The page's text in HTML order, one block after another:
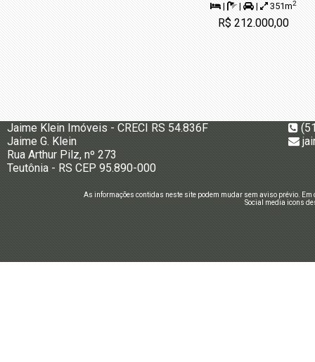
| | | 351m2
R$ 212.000,00
Jaime Klein Imóveis - CRECI RS 54.836F
Jaime G. Klein
Rua Arthur Pilz, nº 273
Teutônia - RS CEP 95.890-000
As informações contidas neste site podem mudar sem aviso prévio.
Social media icons